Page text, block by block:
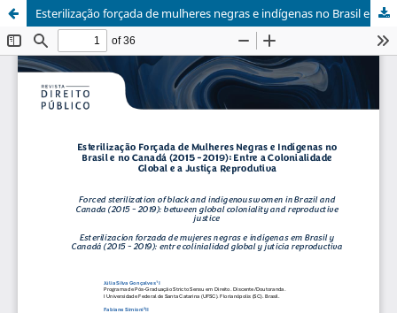
Esterilização forçada de mulheres negras e indígenas no Brasil e no Canadá (2015 - 2019)